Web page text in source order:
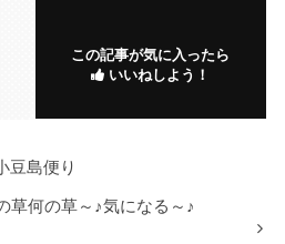
この記事が気に入ったら
いいねしよう！
豆島便り
草何の草～♪気になる～♪